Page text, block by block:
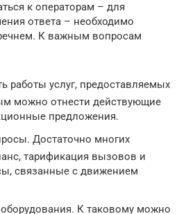
к операторам – для
ответа – необходимо
К важным вопросам
работы услуг, предоставляемых
можно отнести действующие
предложения.
Достаточно многих
тарификация вызовов и
связанные с движением
К таковому можно